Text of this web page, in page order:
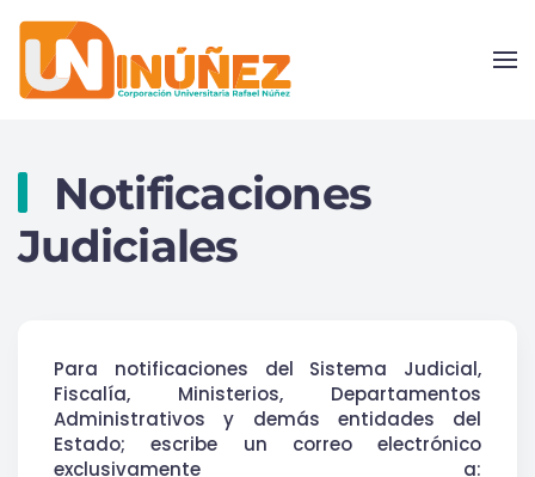
Skip to main content
Notificaciones
Judiciales
Para notificaciones del Sistema Judicial,
Fiscalía, Ministerios, Departamentos
Administrativos y demás entidades del
Estado; escribe un correo electrónico
exclusivamente a: